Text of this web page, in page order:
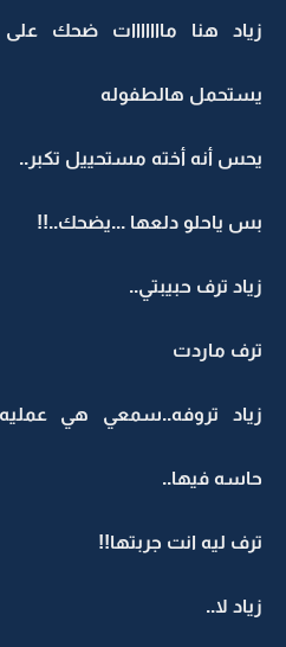
زياد هنا مااااااات ضحك
يستحمل هالطفوله
يحس أنه أخته مستحييل تكبر..
بس ياحلو دلعها ...يضحك..!!
زياد ترف حبيبتي..
ترف ماردت
زياد تروفه..سمعي هي
حاسه فيها..
ترف ليه انت جربتها!!
زياد لا..